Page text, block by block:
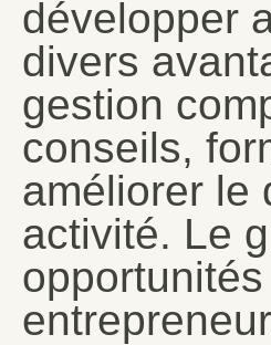
développer
divers
gestion
conseils,
améliorer le
activité. Le